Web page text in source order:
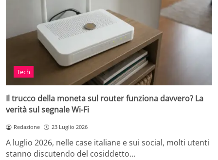
Tech
Il trucco della moneta sul router funziona davvero? La
verità sul segnale Wi-Fi
Redazione 23 Luglio 2026
A luglio 2026, nelle case italiane e sui social, molti utenti
stanno discutendo del cosiddetto…